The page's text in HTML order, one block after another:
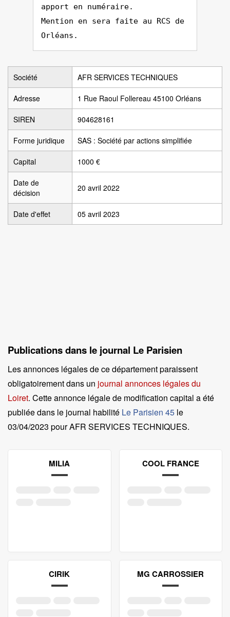
apport en numéraire.
Mention en sera faite au RCS de
Orléans.
Société AFR SERVICES TECHNIQUES
Adresse 1 Rue Raoul Follereau 45100 Orléans
SIREN 904628161
Forme juridique SAS : Société par actions simplifiée
Capital 1000 €
Date de
décision
20 avril 2022
Date d'effet 05 avril 2023
Publications dans le journal Le Parisien
Les annonces légales de ce département paraissent
obligatoirement dans un journal annonces légales du
Loiret. Cette annonce légale de modification capital a été
publiée dans le journal habilité Le Parisien 45 le
03/04/2023 pour AFR SERVICES TECHNIQUES.
MILIA COOL FRANCE
CIRIK MG CARROSSIER